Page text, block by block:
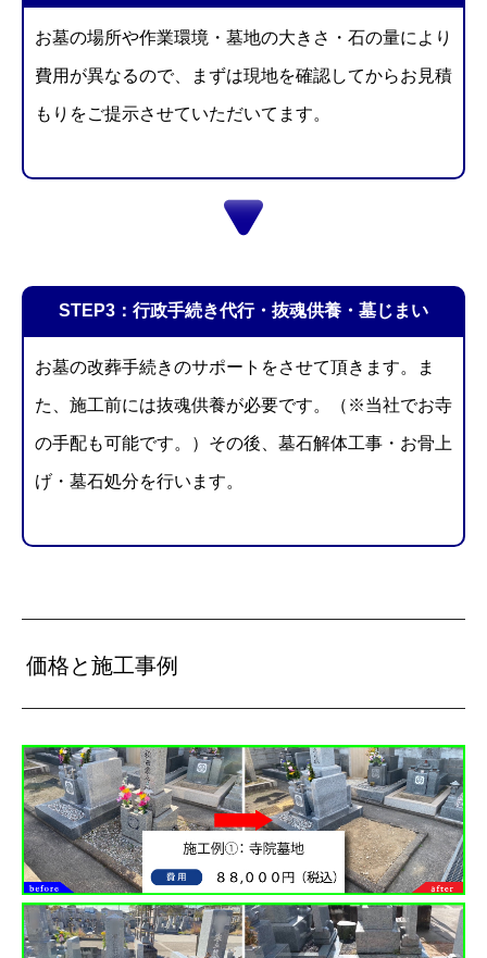
お墓の場所や作業環境・墓地の大きさ・石の量により
費用が異なるので、まずは現地を確認してからお見積
もりをご提示させていただいてます。
STEP3：行政手続き代行・抜魂供養・墓じまい
お墓の改葬手続きのサポートをさせて頂きます。 ま
た、施工前には抜魂供養が必要です。（※当社でお寺
の手配も可能です。） その後、墓石解体工事・お骨上
げ・墓石処分を行います。
価格と施工事例